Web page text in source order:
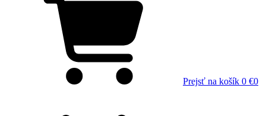
Prejsť na košík 0 €0